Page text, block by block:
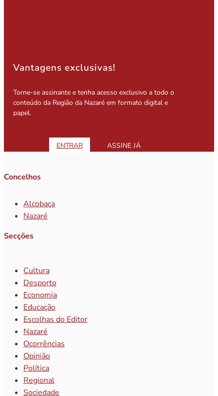
Vantagens exclusivas!
Torne-se assinante e tenha acesso exclusivo a todo o
conteúdo da Região da Nazaré em formato digital e
papel.
ENTRAR ASSINE JÁ
Concelhos
Alcobaça
Nazaré
Secções
Cultura
Desporto
Economia
Educação
Escolhas do Editor
Nazaré
Ocorrências
Opinião
Política
Regional
Sociedade